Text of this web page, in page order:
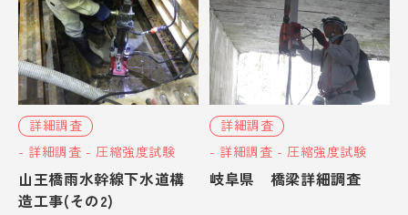
詳細調査
- 詳細調査 - 圧縮強度試験
山王橋雨水幹線下水道構
造工事(その2)
詳細調査
- 詳細調査 - 圧縮強度試験
岐阜県 橋梁詳細調査